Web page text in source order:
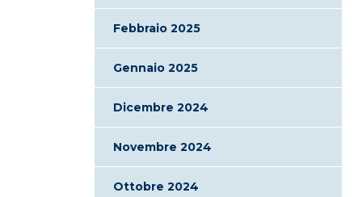
Febbraio 2025
Gennaio 2025
Dicembre 2024
Novembre 2024
Ottobre 2024